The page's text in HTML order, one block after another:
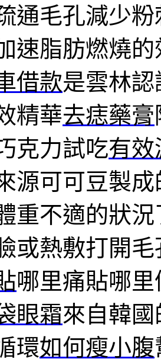
通毛孔減少
速脂肪燃燒
借款是雲林
精華去痣藥膏
克力試吃有效
源可可豆製成
重不適的狀
或熱敷打開
哪里痛貼哪
眼霜來自韓
環如何瘦小腹